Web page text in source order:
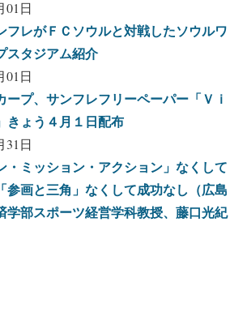
01日
フレがＦＣソウルと対戦したソウルワ
スタジアム紹介
01日
ープ、サンフレフリーペーパー「Ｖｉ
きょう４月１日配布
31日
・ミッション・アクション」なくして
参画と三角」なくして成功なし（広島
学部スポーツ経営学科教授、藤口光紀